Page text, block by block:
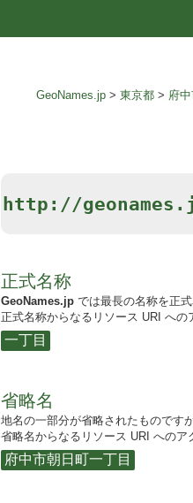
GeoNames.jp 東京都 府
http://
正式名称
GeoNames.jp では最長の名称を正
正式名称からなるリソース URI への
一丁目
省略名
地名の一部分が省略されたものです
省略名からなるリソース URI へのア
府中市朝日町一丁目